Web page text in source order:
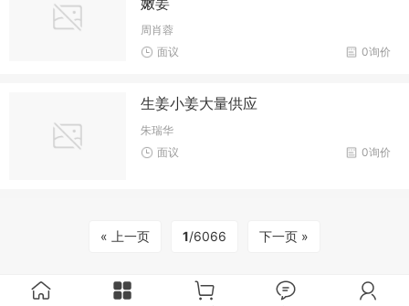
周肖蓉
0询价
面议
生姜小姜大量供应
朱瑞华
0询价
面议
« 上一页 1/6066 下一页 »